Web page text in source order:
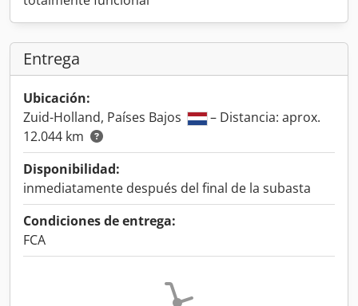
Entrega
Ubicación:
Zuid-Holland, Países Bajos
– Distancia: aprox.
12.044 km
Disponibilidad:
inmediatamente después del final de la subasta
Condiciones de entrega:
FCA